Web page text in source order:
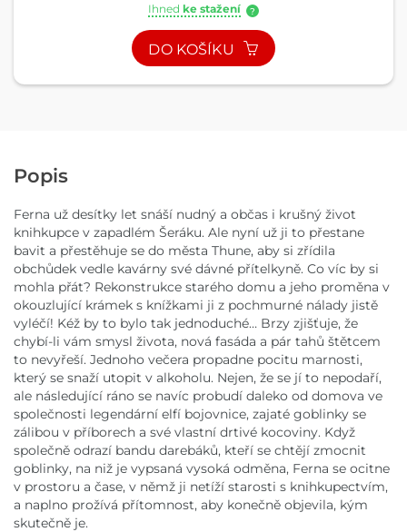
Ihned ke stažení ?
DO KOŠÍKU
Popis
Ferna už desítky let snáší nudný a občas i krušný život
knihkupce v zapadlém Šeráku. Ale nyní už ji to přestane
bavit a přestěhuje se do města Thune, aby si zřídila
obchůdek vedle kavárny své dávné přítelkyně. Co víc by si
mohla přát? Rekonstrukce starého domu a jeho proměna v
okouzlující krámek s knížkami ji z pochmurné nálady jistě
vyléčí! Kéž by to bylo tak jednoduché… Brzy zjišťuje, že
chybí-li vám smysl života, nová fasáda a pár tahů štětcem
to nevyřeší. Jednoho večera propadne pocitu marnosti,
který se snaží utopit v alkoholu. Nejen, že se jí to nepodaří,
ale následující ráno se navíc probudí daleko od domova ve
společnosti legendární elfí bojovnice, zajaté goblinky se
zálibou v příborech a své vlastní drtivé kocoviny. Když
společně odrazí bandu darebáků, kteří se chtějí zmocnit
goblinky, na niž je vypsaná vysoká odměna, Ferna se ocitne
v prostoru a čase, v němž ji netíží starosti s knihkupectvím,
a naplno prožívá přítomnost, aby konečně objevila, kým
skutečně je.